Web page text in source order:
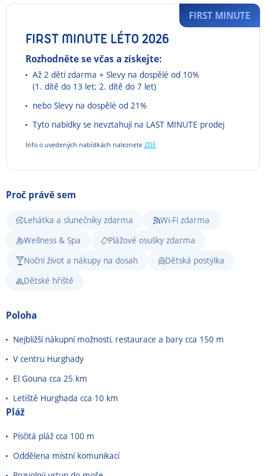
FIRST MINUTE LÉTO 2026
Rozhodněte se včas a získejte:
Až 2 děti zdarma + Slevy na dospělé od 10%
(1. dítě do 13 let; 2. dítě do 7 let)
nebo Slevy na dospělé od 21%
Tyto nabídky se nevztahují na LAST MINUTE prodej
Info o uvedených nabídkách naleznete ZDE
FIRST MINUTE
Proč právě sem
Lehátka a slunečníky zdarma
Wi-Fi zdarma
Wellness & Spa
Plážové osušky zdarma
Noční život a nákupy na dosah
Dětská postýlka
Dětské hřiště
Poloha
Nejbližší nákupní možnosti, restaurace a bary cca 150 m
V centru Hurghady
El Gouna cca 25 km
Letiště Hurghada cca 10 km
Pláž
Písčitá pláž cca 100 m
Oddělena místní komunikací